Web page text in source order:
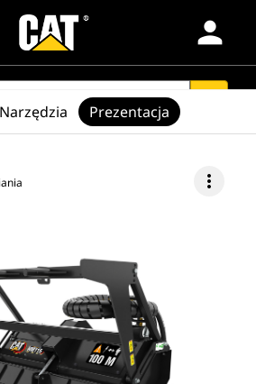
person
more_vert
Narzędzia Prezentacja